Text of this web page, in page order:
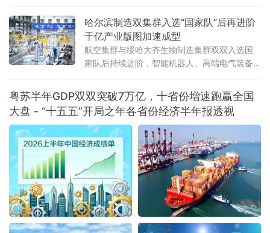
哈尔滨制造双集群入选“国家队”后再进阶
千亿产业版图加速成型
航空集群与绥哈大齐生物制造集群双双入选国
家队后持续进阶，智能机器人、高端电气装备
焕新”的产业版图正在冰城大地渐次铺展。双集
群入选“国家队”，产业根基持续夯实2
粤苏半年GDP双双突破7万亿，十省份增速跑赢全国
大盘 - “十五五”开局之年各省份经济半年报透视